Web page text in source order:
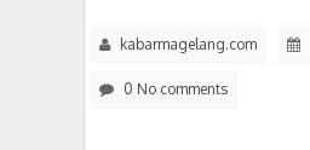
kabarmagelang.com
0 No comments